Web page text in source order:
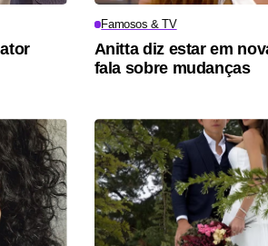
Famosos & TV
Anitta diz estar em
fala sobre mudanças